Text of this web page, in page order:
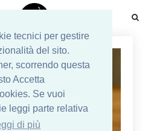
tecnici per gestire
del sito.
scorrendo questa
Accetta
Se vuoi
leggi parte relativa
di più